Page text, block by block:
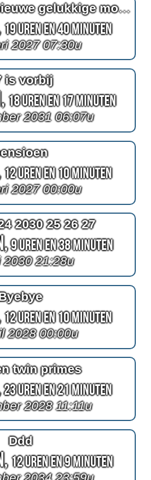
Nieuwe start , nieuwe gelukkige momenten
19 Uren en 40 Minuten
2027 07:30u
is vorbij
18 Uren en 17 Minuten
2031 06:07u
12 Uren en 10 Minuten
2027 00:00u
2030 25 26 27
9 Uren en 38 Minuten
2030 21:28u
12 Uren en 10 Minuten
2028 00:00u
twin primes
23 Uren en 21 Minuten
2028 11:11u
Ddd
12 Uren en 9 Minuten